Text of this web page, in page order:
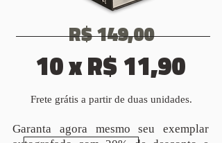
R$ 149,00
10 x R$ 11,90
Frete grátis a partir de duas unidades.
Garanta agora mesmo seu exemplar